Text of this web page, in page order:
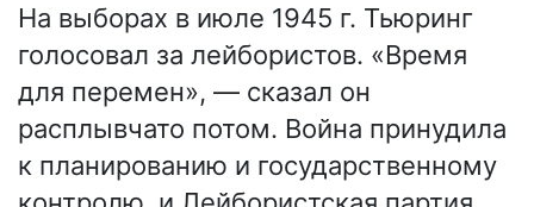
На выборах в июле 1945 г. Тьюринг
голосовал за лейбористов. «Время
для перемен», — сказал он
расплывчато потом. Война принудила
к планированию и государственному